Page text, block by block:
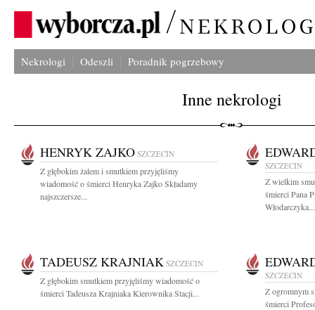
Nekrologi Odeszli Poradnik pogrzebowy
Inne nekrologi
HENRYK ZAJKO SZCZECIN
Z głębokim żalem i smutkiem przyjęliśmy
wiadomość o śmierci Henryka Zajko Składamy
najszczersze...
SZCZECIN
Z wielkim
śmierci Pana
Włodarczyka...
TADEUSZ KRAJNIAK SZCZECIN
Z głębokim smutkiem przyjęliśmy wiadomość o
śmierci Tadeusza Krajniaka Kierownika Stacji...
SZCZECIN
Z ogromnym
śmierci